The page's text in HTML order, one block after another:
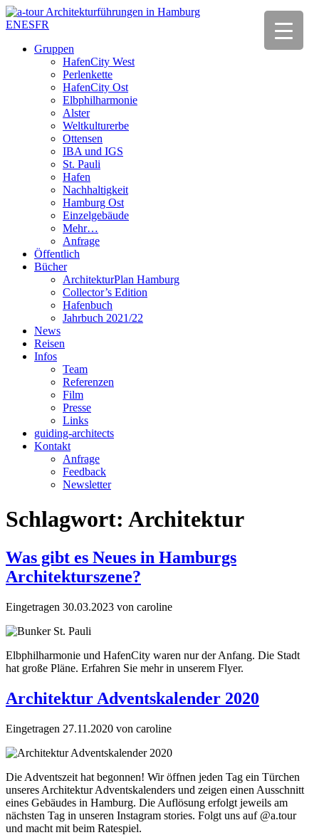
ENESFR
Gruppen
HafenCity West
Perlenkette
HafenCity Ost
Elbphilharmonie
Alster
Weltkulturerbe
Ottensen
IBA und IGS
St. Pauli
Hafen
Nachhaltigkeit
Hamburg Ost
Einzelgebäude
Mehr…
Anfrage
Öffentlich
Bücher
ArchitekturPlan Hamburg
Collector’s Edition
Hafenbuch
Jahrbuch 2021/22
News
Reisen
Infos
Team
Referenzen
Film
Presse
Links
guiding-architects
Kontakt
Anfrage
Feedback
Newsletter
Schlagwort: Architektur
Was gibt es Neues in Hamburgs
Architekturszene?
Eingetragen 30.03.2023 von caroline
Elbphilharmonie und HafenCity waren nur der Anfang. Die Stadt
hat große Pläne. Erfahren Sie mehr in unserem Flyer.
Architektur Adventskalender 2020
Eingetragen 27.11.2020 von caroline
Die Adventszeit hat begonnen! Wir öffnen jeden Tag ein Türchen
unseres Architektur Adventskalenders und zeigen einen Ausschnitt
eines Gebäudes in Hamburg. Die Auflösung erfolgt jeweils am
nächsten Tag in unseren Instagram stories. Folgt uns auf @a.tour
und macht mit beim Ratespiel.⁠